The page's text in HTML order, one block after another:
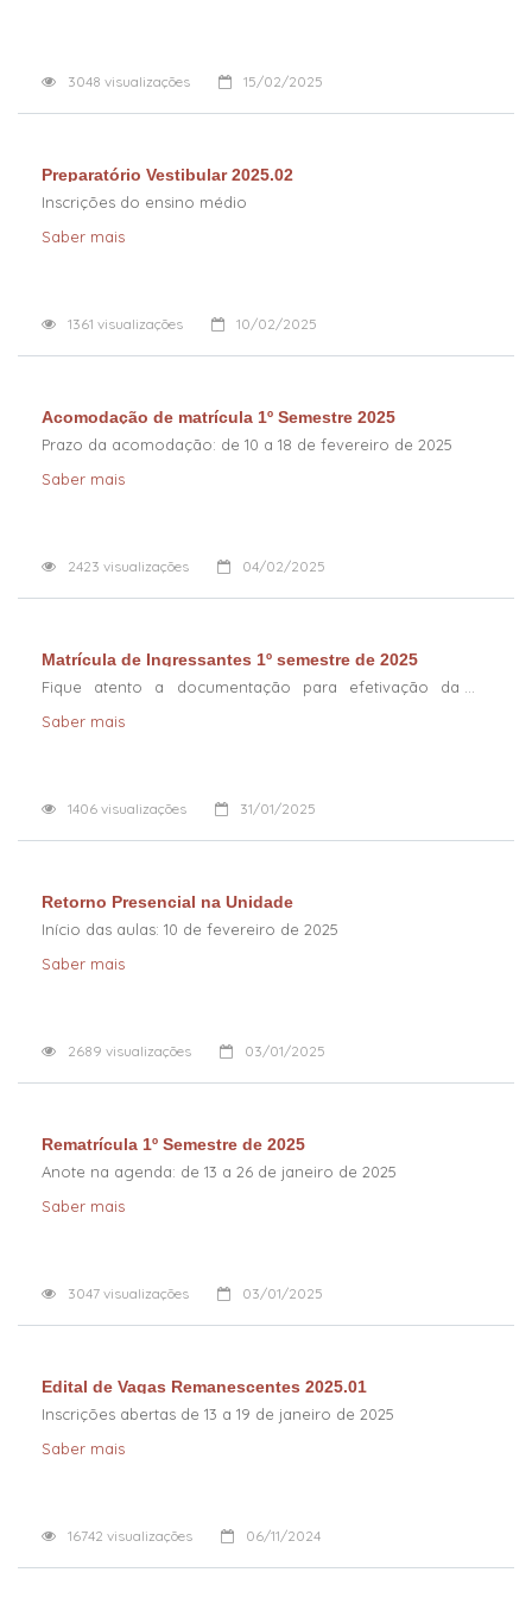
3048 visualizações 15/02/2025
Preparatório Vestibular 2025.02
Inscrições do ensino médio
Saber mais
1361 visualizações 10/02/2025
Acomodação de matrícula 1º Semestre 2025
Prazo da acomodação: de 10 a 18 de fevereiro de 2025
Saber mais
2423 visualizações 04/02/2025
Matrícula de Ingressantes 1º semestre de 2025
Fique atento a documentação para efetivação da
Saber mais
1406 visualizações 31/01/2025
Retorno Presencial na Unidade
Início das aulas: 10 de fevereiro de 2025
Saber mais
2689 visualizações 03/01/2025
Rematrícula 1º Semestre de 2025
Anote na agenda: de 13 a 26 de janeiro de 2025
Saber mais
3047 visualizações 03/01/2025
Edital de Vagas Remanescentes 2025.01
Inscrições abertas de 13 a 19 de janeiro de 2025
Saber mais
16742 visualizações 06/11/2024